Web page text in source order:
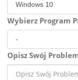
Wybierz Program
Opisz Swój